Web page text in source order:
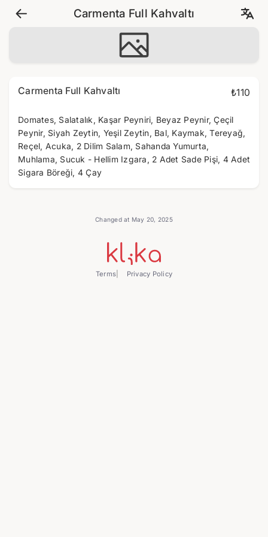
Carmenta Full Kahvaltı
Carmenta Full Kahvaltı ₺110
Domates, Salatalık, Kaşar Peyniri, Beyaz Peynir, Çeçil
Peynir, Siyah Zeytin, Yeşil Zeytin, Bal, Kaymak, Tereyağ,
Reçel, Acuka, 2 Dilim Salam, Sahanda Yumurta,
Muhlama, Sucuk - Hellim Izgara, 2 Adet Sade Pişi, 4 Adet
Sigara Böreği, 4 Çay
Changed at May 20, 2025
Terms Privacy Policy